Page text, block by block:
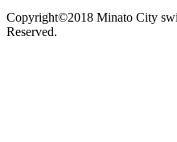
シ
Copyright©2018 Minato City
Reserved.